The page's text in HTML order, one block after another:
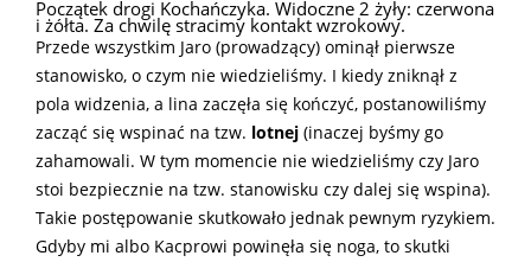
Początek drogi Kochańczyka. Widoczne 2 żyły: czerwona
i żółta. Za chwilę stracimy kontakt wzrokowy.
Przede wszystkim Jaro (prowadzący) ominął pierwsze
stanowisko, o czym nie wiedzieliśmy. I kiedy zniknął z
pola widzenia, a lina zaczęła się kończyć, postanowiliśmy
zacząć się wspinać na tzw. lotnej (inaczej byśmy go
zahamowali. W tym momencie nie wiedzieliśmy czy Jaro
stoi bezpiecznie na tzw. stanowisku czy dalej się wspina).
Takie postępowanie skutkowało jednak pewnym ryzykiem.
Gdyby mi albo Kacprowi powinęła się noga, to skutki